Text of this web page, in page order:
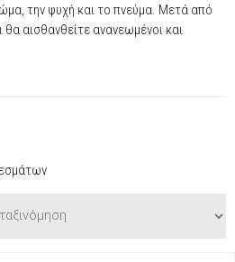
την ψυχή και το πνεύμα. Μετά από
θα αισθανθείτε ανανεωμένοι και